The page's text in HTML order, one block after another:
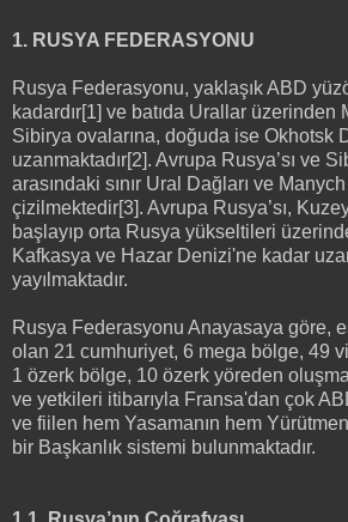
1. RUSYA FEDERASYONU
Rusya Federasyonu, yaklaşık ABD
kadardır[1] ve batıda Urallar üzerinden
Sibirya ovalarına, doğuda ise Okhotsk
uzanmaktadır[2]. Avrupa Rusya’sı ve
arasındaki sınır Ural Dağları ve
çizilmektedir[3]. Avrupa Rusya’sı,
başlayıp orta Rusya yükseltileri
Kafkasya ve Hazar Denizi'ne kadar
yayılmaktadır.
Rusya Federasyonu Anayasaya göre,
olan 21 cumhuriyet, 6 mega bölge, 49
1 özerk bölge, 10 özerk yöreden
ve yetkileri itibarıyla Fransa'dan çok
ve fiilen hem Yasamanın hem
bir Başkanlık sistemi bulunmaktadır.